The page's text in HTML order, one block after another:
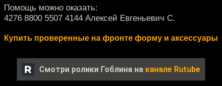
Помощь можно оказать:
4276 8800 5507 4144 Алексей Евгеньевич С.
Купить проверенные на фронте форму и аксессуары
Смотри ролики Гоблина на канале Rutube